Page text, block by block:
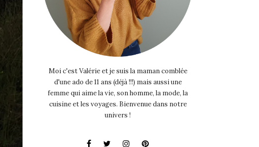
Moi c'est Valérie et je suis la maman comblée
d'une ado de 11 ans (déjà !!!) mais aussi une
femme qui aime la vie, son homme, la mode, la
cuisine et les voyages. Bienvenue dans notre
univers !